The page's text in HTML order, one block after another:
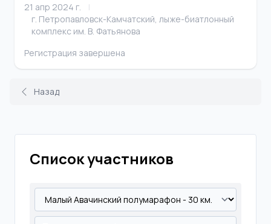
21 апр 2024 г.
|
г. Петропавловск-Камчатский, лыже-биатлонный
комплекс им. В. Фатьянова
Регистрация завершена
Назад
Список участников